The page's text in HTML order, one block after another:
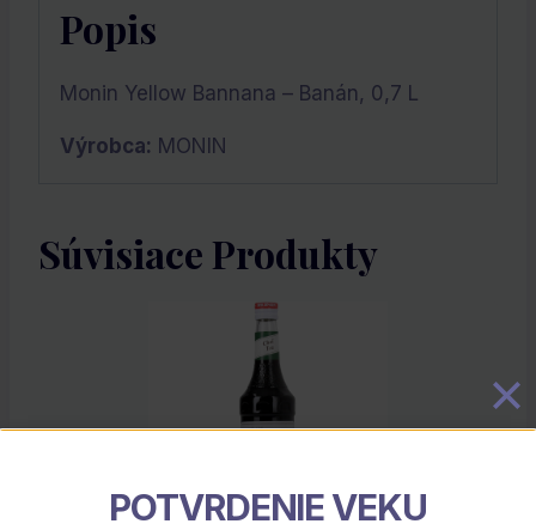
Popis
Monin Yellow Bannana – Banán, 0,7 L
Výrobca: MONIN
Súvisiace Produkty
POTVRDENIE VEKU